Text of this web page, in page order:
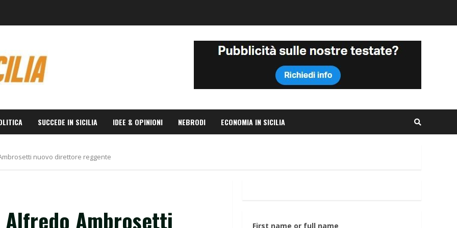
SUCCEDE IN SICILIA IDEE & OPINIONI NEBRODI ECONOMIA IN SICILIA
nuovo direttore reggente
Ambrosetti
First name or full name